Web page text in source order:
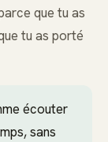
que tu as
tu as porté
écouter
sans